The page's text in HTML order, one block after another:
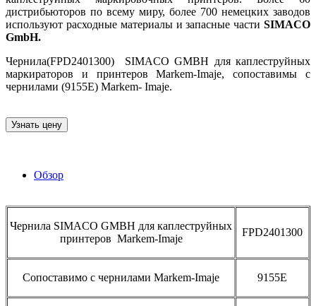
дистрибьюторов по всему миру, более 700 немецких заводов
используют расходные материалы и запасные части SIMACO
GmbH.
Чернила(FPD2401300) SIMACO GMBH для каплеструйных
маркираторов и принтеров Markem-Imaje, сопоставимы с
чернилами (9155E) Markem- Imaje.
Узнать цену
Обзор
Чернила SIMACO GMBH для каплеструйных
принтеров Markem-Imaje
FPD2401300
Сопоставимо с чернилами Markem-Imaje 9155E